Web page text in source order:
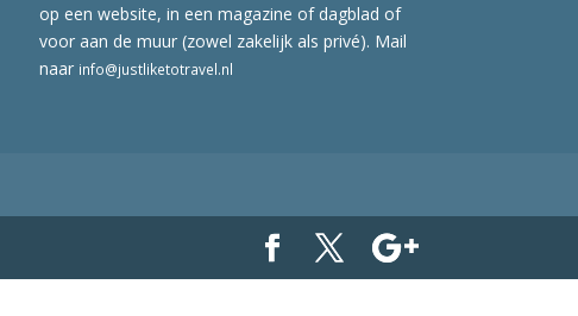
op een website, in een magazine of dagblad of
voor aan de muur (zowel zakelijk als privé). Mail
naar info@justliketotravel.nl